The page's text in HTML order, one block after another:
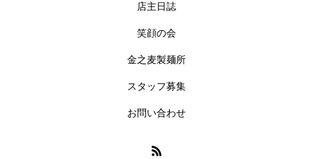
店主日誌
笑顔の会
金之麦製麺所
スタッフ募集
お問い合わせ